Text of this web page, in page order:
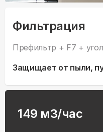
Фильтрация
Префильтр + F7 +
Защищает от пыли,
149 м3/час